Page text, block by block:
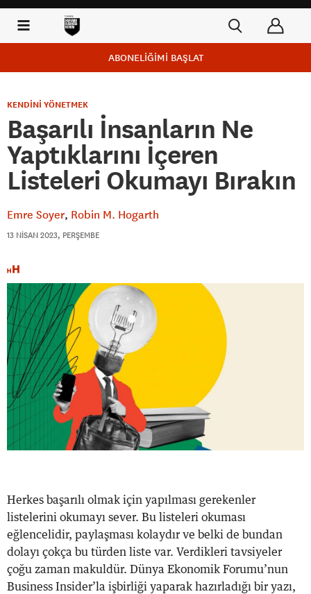
ABONELİĞİMİ BAŞLAT
KENDİNİ YÖNETMEK
Başarılı İnsanların Ne
Yaptıklarını İçeren
Listeleri Okumayı Bırakın
Emre Soyer Robin M. Hogarth
13 NISAN 2023, PERŞEMBE
Herkes başarılı olmak için yapılması gerekenler
listelerini okumayı sever. Bu listeleri okuması
eğlencelidir, paylaşması kolaydır ve belki de bundan
dolayı çokça bu türden liste var. Verdikleri tavsiyeler
çoğu zaman makuldür. Dünya Ekonomik Forumu’nun
Business Insider’la işbirliği yaparak hazırladığı bir yazı,